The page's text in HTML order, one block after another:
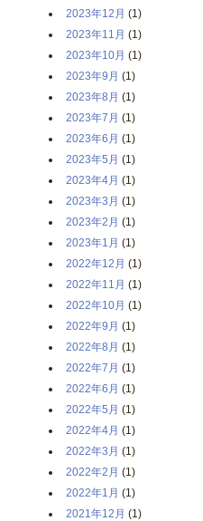
2023年12月 (1)
2023年11月 (1)
2023年10月 (1)
2023年9月 (1)
2023年8月 (1)
2023年7月 (1)
2023年6月 (1)
2023年5月 (1)
2023年4月 (1)
2023年3月 (1)
2023年2月 (1)
2023年1月 (1)
2022年12月 (1)
2022年11月 (1)
2022年10月 (1)
2022年9月 (1)
2022年8月 (1)
2022年7月 (1)
2022年6月 (1)
2022年5月 (1)
2022年4月 (1)
2022年3月 (1)
2022年2月 (1)
2022年1月 (1)
2021年12月 (1)